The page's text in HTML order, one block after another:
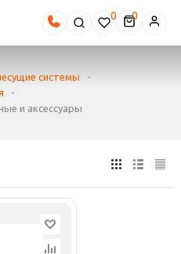
0
системы
-
-
и аксессуары